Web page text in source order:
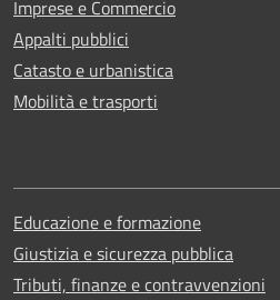
Imprese e Commercio
Appalti pubblici
Catasto e urbanistica
Mobilità e trasporti
Educazione e formazione
Giustizia e sicurezza pubblica
Tributi, finanze e contravvenzioni